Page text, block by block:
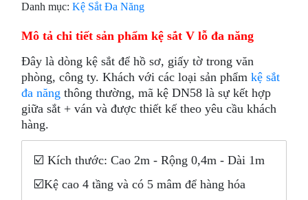
Danh mục:Kệ Sắt Đa Năng
Mô tả chi tiết sản phẩm kệ sắt V lỗ đa năng
Đây là dòng kệ sắt để hồ sơ, giấy tờ trong văn
phòng, công ty. Khách với các loại sản phẩmkệ sắt
đa năng thông thường, mã kệ DN58 là sự kết hợp
giữa sắt + ván và được thiết kế theo yêu cầu khách
hàng.
☑️ Kích thước: Cao 2m - Rộng 0,4m - Dài 1m
☑️Kệ cao 4 tầng và có 5 mâm để hàng hóa